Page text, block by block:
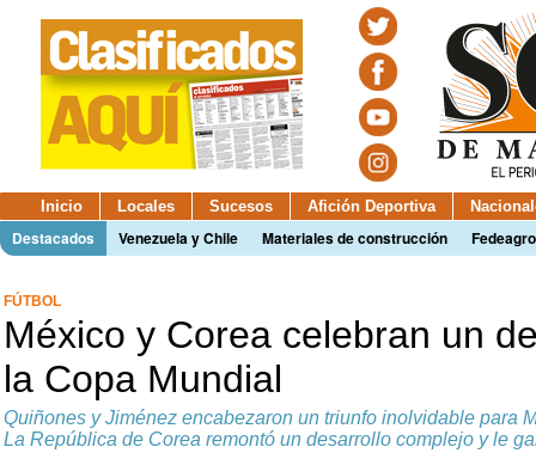
Inicio Locales Sucesos Afición Deportiva
Destacados Venezuela y Chile Materiales de construcción Fedeagro
FÚTBOL
México y Corea celebran un
la Copa Mundial
Quiñones y Jiménez encabezaron un triunfo inolvidable para
La República de Corea remontó un desarrollo complejo y le